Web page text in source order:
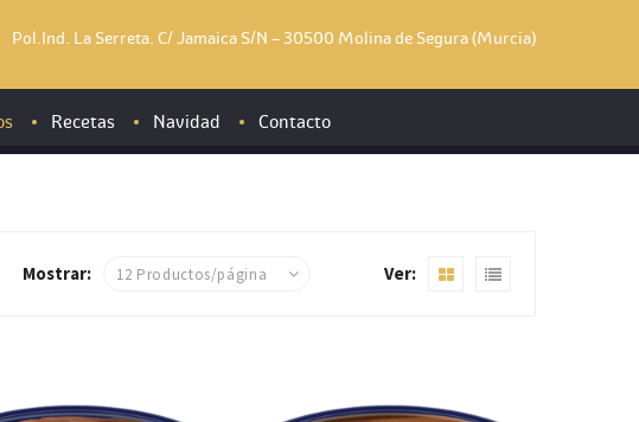
Pol.Ind. La Serreta. C/ Jamaica S/N – 30500 Molina de Segura (Murcia)
embutidos y quesos
Congelados
y otros
Recetas Navidad Contacto
Mostrar: Ver: